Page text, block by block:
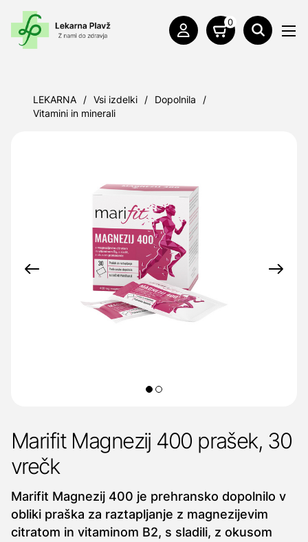
0
LEKARNA / Vsi izdelki / Dopolnila
/
Vitamini in minerali
Marifit Magnezij 400 prašek, 30
vrečk
Marifit Magnezij 400 je prehransko dopolnilo v
obliki praška za raztapljanje z magnezijevim
citratom in vitaminom B2, s sladili, z okusom